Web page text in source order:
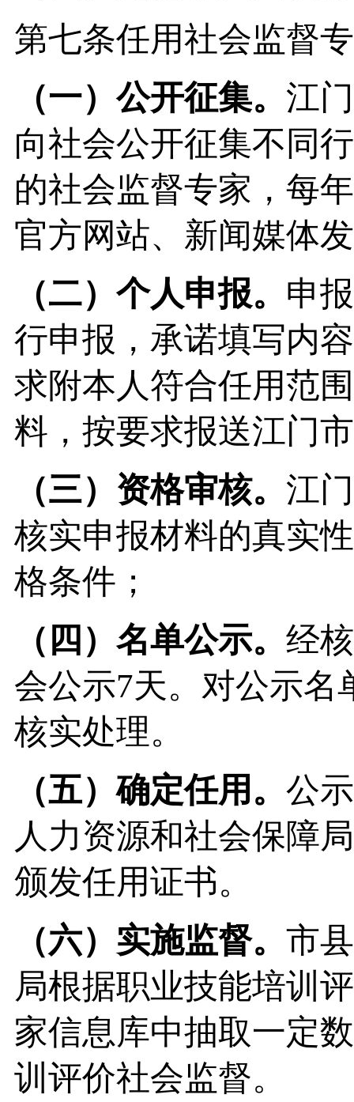
第七条任用社会监督
（一）公开征集。 江
向社会公开征集不同
的社会监督专家，每
官方网站、新闻媒体
（二） 个人申报。 申
行申报，承诺填写内
求附本人符合任用范
料，按要求报送江门
（三） 资格审核。 江
核实申报材料的真实
格条件；
（四） 名单公示。 经
会公示7天。对公示名
核实处理。
（五）确定任用。 公
人力资源和社会保障
颁发任用证书。
（六） 实施监督。 市
局根据职业技能培训
家信息库中抽取一定
训评价社会监督。